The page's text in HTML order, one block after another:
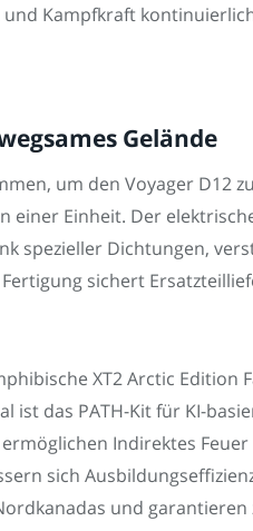
Kampfkraft
Gelände
um den Voyager D12
einer Einheit. Der
spezieller Dichtungen,
sichert
XT2 Arctic Edition
ist das PATH-Kit für KI-
Indirektes Feuer
sich
und garantieren